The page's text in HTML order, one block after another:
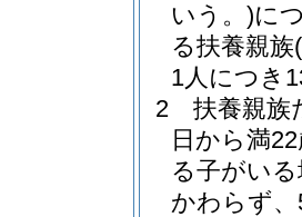
いう。)に
る扶養親族
1人につき
2
扶養親族
日から満
る子がい
かわらず